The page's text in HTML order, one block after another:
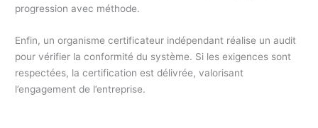
progression avec méthode.
Enfin, un organisme certificateur indépendant réalise un audit
pour vérifier la conformité du système. Si les exigences sont
respectées, la certification est délivrée, valorisant
l’engagement de l’entreprise.